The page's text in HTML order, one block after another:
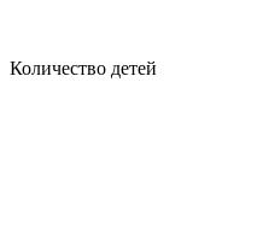
Количество детей